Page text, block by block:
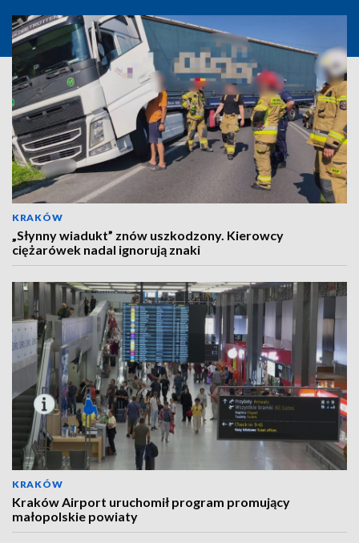
KRAKÓW
„Słynny wiadukt” znów uszkodzony. Kierowcy
ciężarówek nadal ignorują znaki
KRAKÓW
Kraków Airport uruchomił program promujący
małopolskie powiaty